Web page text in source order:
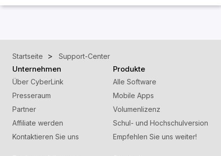
Startseite Support-Center
Unternehmen
Über CyberLink
Presseraum
Partner
Affiliate werden
Kontaktieren Sie uns
Produkte
Alle Software
Mobile Apps
Volumenlizenz
Schul- und Hochschulversion
Empfehlen Sie uns weiter!